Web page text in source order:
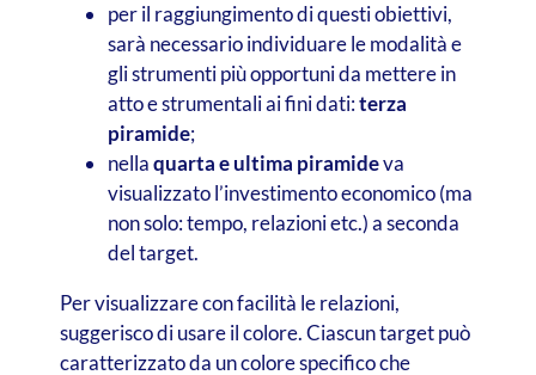
per il raggiungimento di questi obiettivi,
sarà necessario individuare le modalità e
gli strumenti più opportuni da mettere in
atto e strumentali ai fini dati:terza
piramide;
nellaquarta e ultima piramideva
visualizzato l’investimento economico (ma
non solo: tempo, relazioni etc.) a seconda
del target.
Per visualizzare con facilità le relazioni,
suggerisco di usare il colore. Ciascun target può
caratterizzato da un colore specifico che